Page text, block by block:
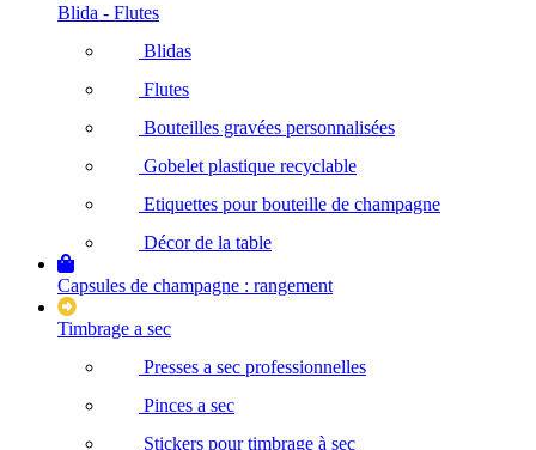
Blida - Flutes
Blidas
Flutes
Bouteilles gravées personnalisées
Gobelet plastique recyclable
Etiquettes pour bouteille de champagne
Décor de la table
Capsules de champagne : rangement
Timbrage a sec
Presses a sec professionnelles
Pinces a sec
Stickers pour timbrage à sec